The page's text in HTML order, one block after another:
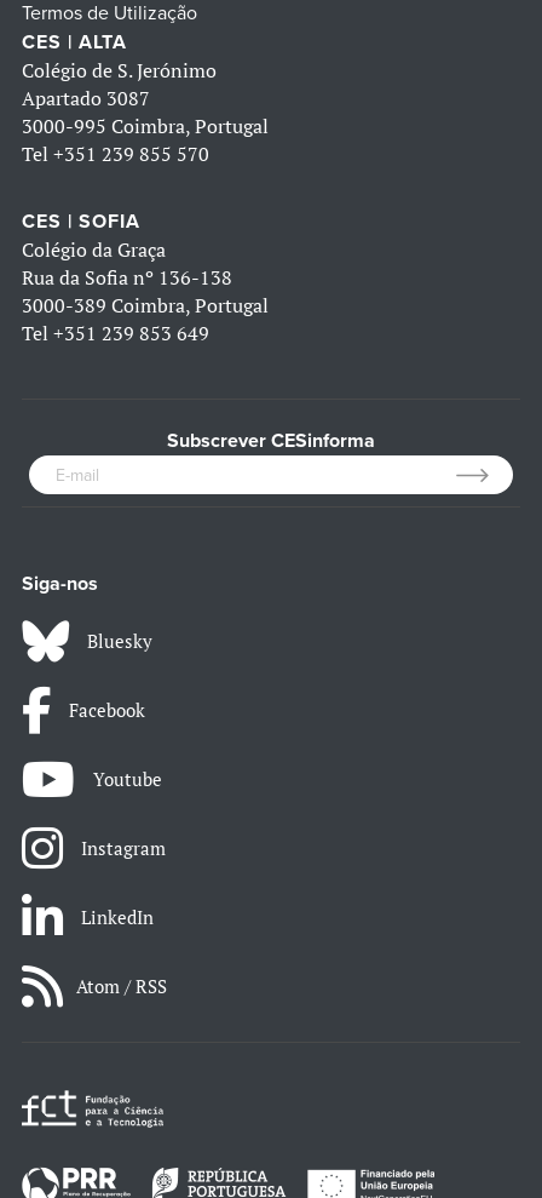
Termos de Utilização
CES | ALTA
Colégio de S. Jerónimo
Apartado 3087
3000-995 Coimbra, Portugal
Tel +351 239 855 570
CES | SOFIA
Colégio da Graça
Rua da Sofia nº 136-138
3000-389 Coimbra, Portugal
Tel +351 239 853 649
Subscrever CESinforma
Siga-nos
Bluesky
Facebook
Youtube
Instagram
LinkedIn
Atom / RSS